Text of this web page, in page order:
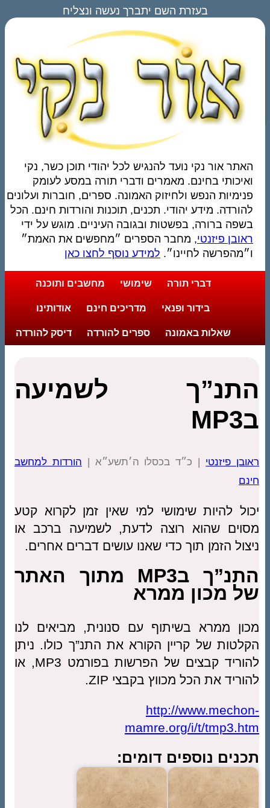
בעזרת השם יתברך נעשה ונצליח
האתר אור נקי נועד להנגיש לכל יהודי תוכן כשר, נקי
ואיכותי בחינם. מאמרים ודברי תורה במסע לעומק
פנימיות הנפש ולחיזוק האמונה. ספרים, חוברות ועלונים
להורדה. מידע יהודי. תכנים, תוכנות והורדות חינם. הכל
בשפה ברורה, בפשטות ובגובה העיניים. מוגש על ידי
ראובן פיזנטי, מחבר הספרים ״מחפשים את האמת״
ו״מהפרשה לחיינו״. למידע נוסף לחצו כאן
דברי תורה שימושי מחשבים ותוכנה
בידור ופנאי מדריכים חינם אודותינו
שאלות באמונה ספרים להורדה דיסק להורדה
התנ”ך לשמיעה
בMP3
ראובן פיזנטי | כ״ד בכסלו ה׳תשע״א | הורדות למחשב
חינם
יכול להיות שימושי למי שאין זמן לקרוא קטע
מסוים שהוא רוצה לדעת, לשמיעה ברכב או
ניצול הזמן תוך כדי שאנו עושים דברים אחרים.
התנ”ך בMP3 מתוך האתר
של מכון ממרא
מכון ממרא בשיתוף עם סנונית, מביאים לנו
הקלטות של קריין הקורא את התנ”ך כולו. ניתן
להוריד קבצים של הפרשות בפורמט MP3, או
להוריד את הכל מכווץ בקבצי ZIP.
http://www.mechon-
mamre.org/i/t/tmp3.htm
תכנים נוספים דומים: